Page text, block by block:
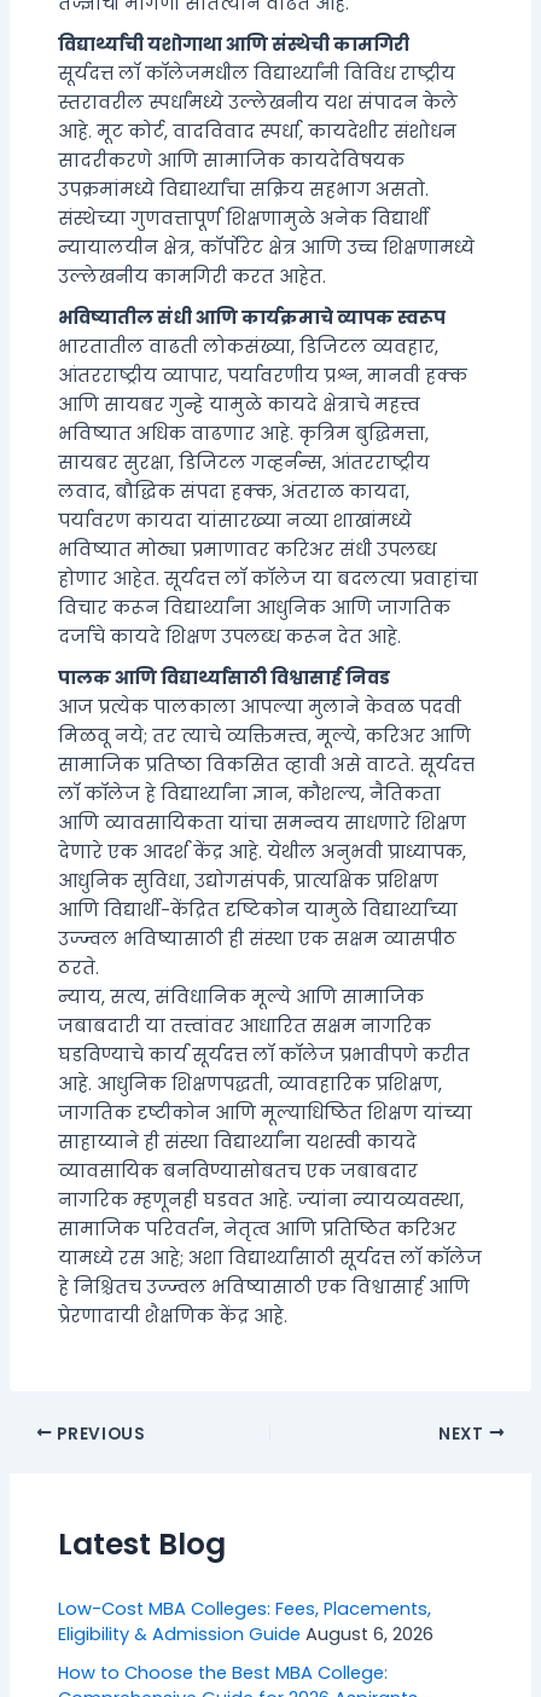
विद्यार्थ्यांची यशोगाथा आणि संस्थेची कामगिरी
सूर्यदत्त लॉ कॉलेजमधील विद्यार्थ्यांनी विविध राष्ट्रीय
स्तरावरील स्पर्धांमध्ये उल्लेखनीय यश संपादन केले
आहे. मूट कोर्ट, वादविवाद स्पर्धा, कायदेशीर संशोधन
सादरीकरणे आणि सामाजिक कायदेविषयक
उपक्रमांमध्ये विद्यार्थ्यांचा सक्रिय सहभाग असतो.
संस्थेच्या गुणवत्तापूर्ण शिक्षणामुळे अनेक विद्यार्थी
न्यायालयीन क्षेत्र, कॉर्पोरेट क्षेत्र आणि उच्च शिक्षणामध्ये
उल्लेखनीय कामगिरी करत आहेत.
भविष्यातील संधी आणि कार्यक्रमाचे व्यापक स्वरूप
भारतातील वाढती लोकसंख्या, डिजिटल व्यवहार,
आंतरराष्ट्रीय व्यापार, पर्यावरणीय प्रश्न, मानवी हक्क
आणि सायबर गुन्हे यामुळे कायदे क्षेत्राचे महत्त्व
भविष्यात अधिक वाढणार आहे. कृत्रिम बुद्धिमत्ता,
सायबर सुरक्षा, डिजिटल गव्हर्नन्स, आंतरराष्ट्रीय
लवाद, बौद्धिक संपदा हक्क, अंतराळ कायदा,
पर्यावरण कायदा यांसारख्या नव्या शाखांमध्ये
भविष्यात मोठ्या प्रमाणावर करिअर संधी उपलब्ध
होणार आहेत. सूर्यदत्त लॉ कॉलेज या बदलत्या प्रवाहांचा
विचार करून विद्यार्थ्यांना आधुनिक आणि जागतिक
दर्जाचे कायदे शिक्षण उपलब्ध करून देत आहे.
पालक आणि विद्यार्थ्यांसाठी विश्वासार्ह निवड
आज प्रत्येक पालकाला आपल्या मुलाने केवळ पदवी
मिळवू नये; तर त्याचे व्यक्तिमत्त्व, मूल्ये, करिअर आणि
सामाजिक प्रतिष्ठा विकसित व्हावी असे वाटते. सूर्यदत्त
लॉ कॉलेज हे विद्यार्थ्यांना ज्ञान, कौशल्य, नैतिकता
आणि व्यावसायिकता यांचा समन्वय साधणारे शिक्षण
देणारे एक आदर्श केंद्र आहे. येथील अनुभवी प्राध्यापक,
आधुनिक सुविधा, उद्योगसंपर्क, प्रात्यक्षिक प्रशिक्षण
आणि विद्यार्थी-केंद्रित दृष्टिकोन यामुळे विद्यार्थ्यांच्या
उज्ज्वल भविष्यासाठी ही संस्था एक सक्षम व्यासपीठ
ठरते.
न्याय, सत्य, संविधानिक मूल्ये आणि सामाजिक
जबाबदारी या तत्त्वांवर आधारित सक्षम नागरिक
घडविण्याचे कार्य सूर्यदत्त लॉ कॉलेज प्रभावीपणे करीत
आहे. आधुनिक शिक्षणपद्धती, व्यावहारिक प्रशिक्षण,
जागतिक दृष्टीकोन आणि मूल्याधिष्ठित शिक्षण यांच्या
साहाय्याने ही संस्था विद्यार्थ्यांना यशस्वी कायदे
व्यावसायिक बनविण्यासोबतच एक जबाबदार
नागरिक म्हणूनही घडवत आहे. ज्यांना न्यायव्यवस्था,
सामाजिक परिवर्तन, नेतृत्व आणि प्रतिष्ठित करिअर
यामध्ये रस आहे; अशा विद्यार्थ्यांसाठी सूर्यदत्त लॉ कॉलेज
हे निश्चितच उज्ज्वल भविष्यासाठी एक विश्वासार्ह आणि
प्रेरणादायी शैक्षणिक केंद्र आहे.
PREVIOUS NEXT
Latest Blog
Low-Cost MBA Colleges: Fees, Placements,
Eligibility & Admission Guide August 6, 2026
How to Choose the Best MBA College: